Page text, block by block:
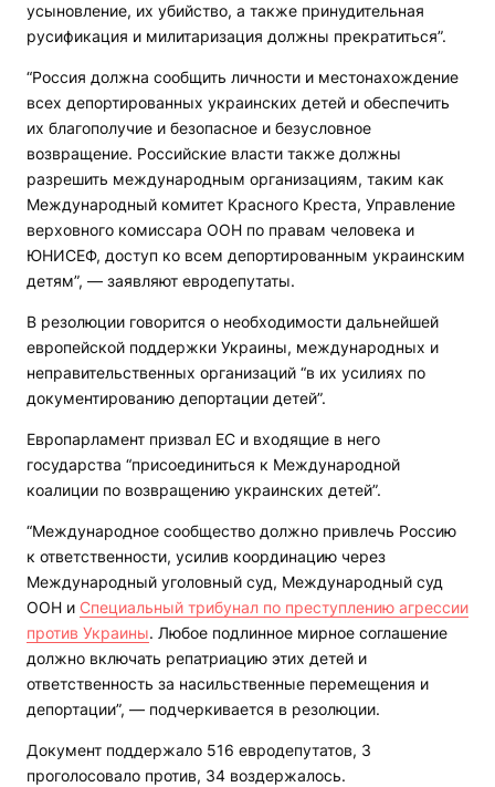
усыновление, их убийство, а также принудительная
русификация и милитаризация должны прекратиться”.
“Россия должна сообщить личности и местонахождение
всех депортированных украинских детей и обеспечить
их благополучие и безопасное и безусловное
возвращение. Российские власти также должны
разрешить международным организациям, таким как
Международный комитет Красного Креста, Управление
верховного комиссара ООН по правам человека и
ЮНИСЕФ, доступ ко всем депортированным украинским
детям”, — заявляют евродепутаты.
В резолюции говорится о необходимости дальнейшей
европейской поддержки Украины, международных и
неправительственных организаций “в их усилиях по
документированию депортации детей”.
Европарламент призвал ЕС и входящие в него
государства “присоединиться к Международной
коалиции по возвращению украинских детей”.
“Международное сообщество должно привлечь Россию
к ответственности, усилив координацию через
Международный уголовный суд, Международный суд
ООН и Специальный трибунал по преступлению агрессии
против Украины. Любое подлинное мирное соглашение
должно включать репатриацию этих детей и
ответственность за насильственные перемещения и
депортации”, — подчеркивается в резолюции.
Документ поддержало 516 евродепутатов, 3
проголосовало против, 34 воздержалось.